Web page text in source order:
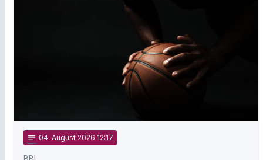
notes 04. August 2026 12:17